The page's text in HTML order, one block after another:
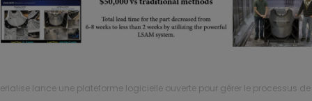
lance une plateforme logicielle ouverte pour gérer le processus